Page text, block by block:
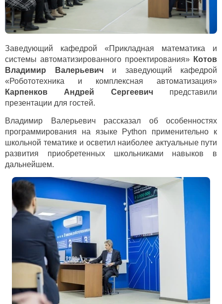
Заведующий кафедрой «Прикладная математика и
системы автоматизированного проектирования» Котов
Владимир Валерьевич и заведующий кафедрой
«Робототехника и комплексная автоматизация»
Карпенков Андрей Сергеевичпредставили
презентации для гостей.
Владимир Валерьевич рассказал об особенностях
программирования на языке Python применительно к
школьной тематике и осветил наиболее актуальные пути
развития приобретенных школьниками навыков в
дальнейшем.